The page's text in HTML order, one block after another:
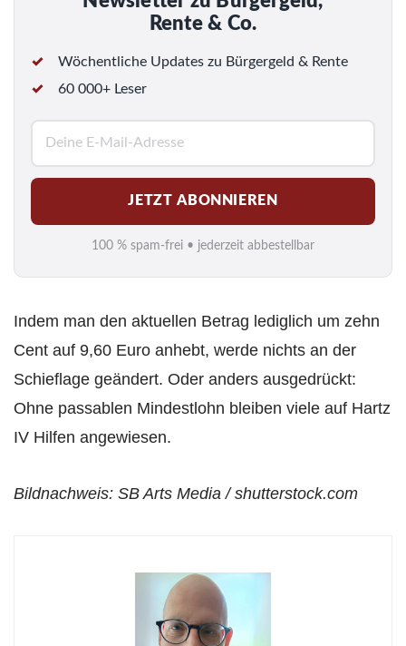
Rente & Co.
Wöchentliche Updates zu Bürgergeld & Rente
60 000+ Leser
M
a
i
l
*
JETZT ABONNIEREN
100 % spam-frei • jederzeit abbestellbar
Indem man den aktuellen Betrag lediglich um zehn
Cent auf 9,60 Euro anhebt, werde nichts an der
Schieflage geändert. Oder anders ausgedrückt:
Ohne passablen Mindestlohn bleiben viele auf Hartz
IV Hilfen angewiesen.
Bildnachweis: SB Arts Media / shutterstock.com